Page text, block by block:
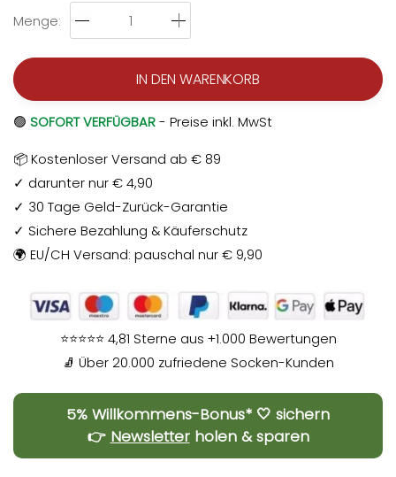
Menge:
IN DEN WARENKORB
🟢 SOFORT VERFÜGBAR- Preise inkl. MwSt
📦 Kostenloser Versand ab € 89
✓ darunter nur € 4,90
✓ 30 Tage Geld-Zurück-Garantie
✓ Sichere Bezahlung & Käuferschutz
🌍 EU/CH Versand: pauschal nur € 9,90
⭐⭐⭐⭐⭐ 4,81 Sterne aus +1.000 Bewertungen
🧦 Über 20.000 zufriedene Socken-Kunden
5% Willkommens-Bonus* 🤍 sichern
👉 Newsletterholen & sparen